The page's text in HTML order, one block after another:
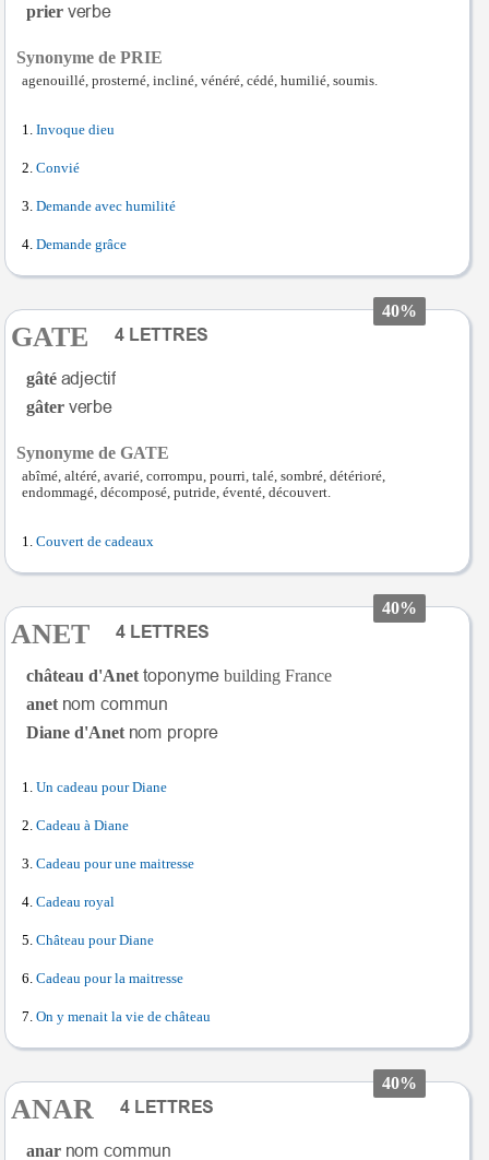
prier
Synonyme de PRIE
agenouillé, prosterné, incliné, vénéré, cédé, humilié, soumis.
Invoque dieu
Convié
Demande avec humilité
Demande grâce
40%
GATE
gâté
gâter
Synonyme de GATE
abîmé, altéré, avarié, corrompu, pourri, talé, sombré, détérioré,
endommagé, décomposé, putride, éventé, découvert.
Couvert de cadeaux
40%
ANET
château d'Anet
building France
anet
Diane d'Anet
Un cadeau pour Diane
Cadeau à Diane
Cadeau pour une maitresse
Cadeau royal
Château pour Diane
Cadeau pour la maitresse
On y menait la vie de château
40%
ANAR
anar